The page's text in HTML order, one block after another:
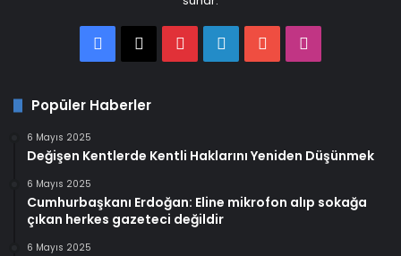
Facebook
X PinterestLinkedInYouTube
Popüler Haberler
6 Mayıs 2025
Değişen Kentlerde Kentli Haklarını Yeniden Düşünmek
6 Mayıs 2025
Cumhurbaşkanı Erdoğan: Eline mikrofon alıp sokağa
çıkan herkes gazeteci değildir
6 Mayıs 2025